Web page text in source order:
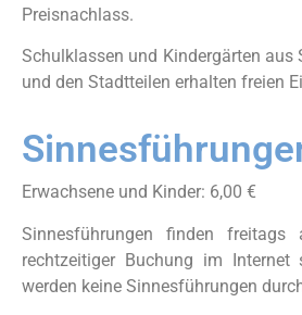
Preisnachlass.
Schulklassen und Kindergärten aus
und den Stadtteilen erhalten freien
Erwachsene und Kinder: 6,00 €
Sinnesführungen finden
rechtzeitiger Buchung im Internet
werden keine Sinnesführungen